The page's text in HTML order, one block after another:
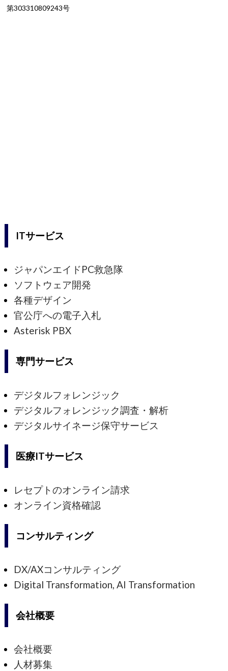
第303310809243号
ITサービス
ジャパンエイドPC救急隊
ソフトウェア開発
各種デザイン
官公庁への電子入札
Asterisk PBX
専門サービス
デジタルフォレンジック
デジタルフォレンジック調査・解析
デジタルサイネージ保守サービス
医療ITサービス
レセプトのオンライン請求
オンライン資格確認
コンサルティング
DX/AXコンサルティング
Digital Transformation, AI Transformation
会社概要
会社概要
人材募集